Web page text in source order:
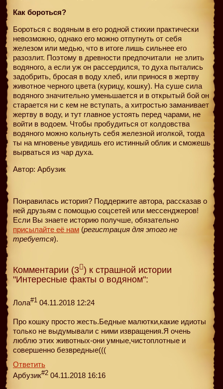
Как бороться?
Бороться с водяным в его родной стихии практически
невозможно, однако его можно отпугнуть от себя
железом или медью, что в итоге лишь сильнее его
разозлит. Поэтому в древности предпочитали не злить
водяного, а если уж он рассердился, то духа пытались
задобрить, бросая в воду хлеб, или принося в жертву
животное черного цвета (курицу, кошку). На суше сила
водяного значительно уменьшается и в открытый бой он
старается ни с кем не вступать, а хитростью заманивает
жертву в воду, и тут главное устоять перед чарами, не
войти в водоем. Чтобы пробудиться от колдовства
водяного можно кольнуть себя железной иголкой, тогда
ты на мгновенье увидишь его истинный облик и сможешь
вырваться из чар духа.
Автор: Арбузик
Понравилась история? Поддержите автора, рассказав о
ней друзьям с помощью соцсетей или мессенджеров!
Если Вы знаете историю получше, обязательно
присылайте её нам (регистрация для этого не
требуется).
Комментарии (3 ) к страшной истории
"Интересные факты о водяном":
Лола#1 04.11.2018 12:24
Про кошку просто жесть.Бедные малютки,какие идиоты
только не выдумывали с ними извращения.Я очень
люблю этих животных-они умные,чистоплотные и
совершенно безвредные(((
Ответить
Арбузик#2 04.11.2018 16:16